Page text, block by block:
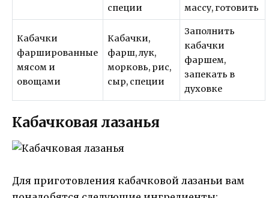
специи
массу, готовить
Кабачки
фаршированные
мясом и
овощами
Кабачки,
фарш, лук,
морковь, рис,
сыр, специи
Заполнить
кабачки
фаршем,
запекать в
духовке
Кабачковая лазанья
Для приготовления кабачковой лазаньи вам